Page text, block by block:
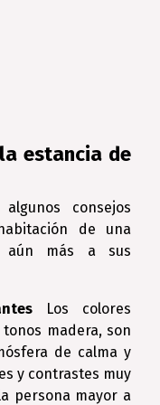
estancia de
consejos
de una
aún más a sus
Los colores
madera, son
de calma y
y contrastes muy
persona mayor a